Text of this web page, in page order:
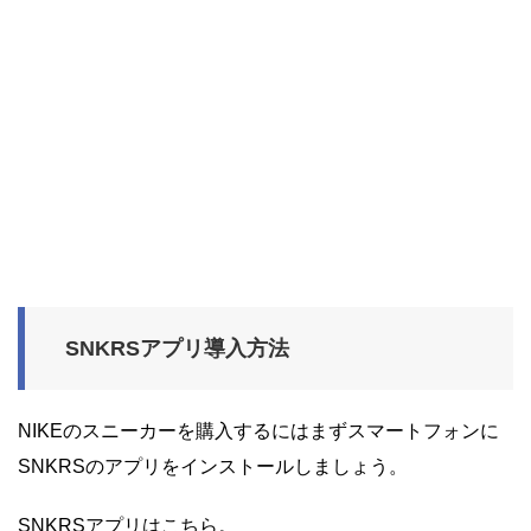
SNKRSアプリ導入方法
NIKEのスニーカーを購入するにはまずスマートフォンに
SNKRSのアプリをインストールしましょう。
SNKRSアプリはこちら。